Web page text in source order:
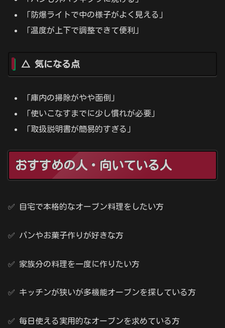
「防爆ライトで中の様子がよく見える」
「温度が上下で調整できて便利」
△ 気になる点
「庫内の掃除がやや面倒」
「使いこなすまでに少し慣れが必要」
「取扱説明書が簡易的すぎる」
おすすめの人・向いている人
✅ 自宅で本格的なオーブン料理をしたい方
✅ パンやお菓子作りが好きな方
✅ 家族分の料理を一度に作りたい方
✅ キッチンが狭いが多機能オーブンを探している方
✅ 毎日使える実用的なオーブンを求めている方